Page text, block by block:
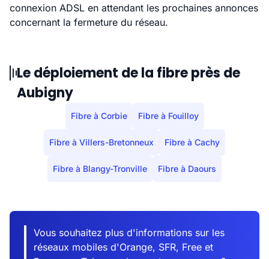
connexion ADSL en attendant les prochaines annonces
concernant la fermeture du réseau.
Le déploiement de la fibre près de
Aubigny
Fibre à Corbie Fibre à Fouilloy
Fibre à Villers-Bretonneux Fibre à Cachy
Fibre à Blangy-Tronville Fibre à Daours
Vous souhaitez plus d'informations sur les
réseaux mobiles d'Orange, SFR, Free et